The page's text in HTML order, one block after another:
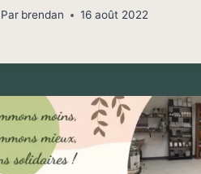
Par brendan 16 août 2022